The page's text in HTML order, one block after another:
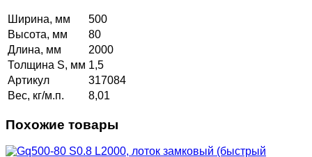
Ширина, мм
500
Высота, мм
80
Длина, мм
2000
Толщина S, мм 1,5
Артикул
317084
Вес, кг/м.п.
8,01
Похожие товары